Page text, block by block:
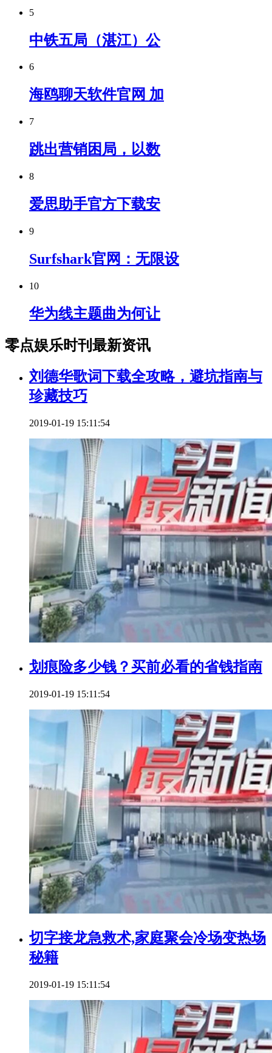
5
中铁五局（湛江）公
6
海鸥聊天软件官网 加
7
跳出营销困局，以数
8
爱思助手官方下载安
9
Surfshark官网：无限设
10
华为线主题曲为何让
零点娱乐时刊最新资讯
刘德华歌词下载全攻略，避坑指南与
珍藏技巧
2019-01-19 15:11:54
划痕险多少钱？买前必看的省钱指南
2019-01-19 15:11:54
切字接龙急救术,家庭聚会冷场变热场
秘籍
2019-01-19 15:11:54